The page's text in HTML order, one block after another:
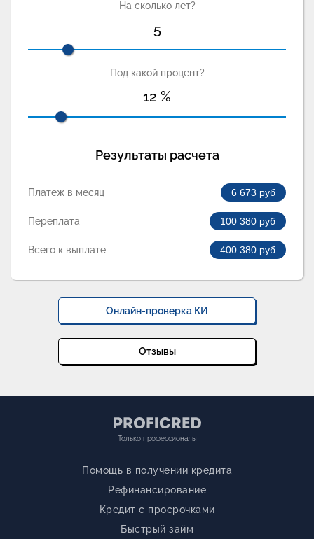
На сколько лет?
5
Под какой процент?
12 %
Результаты расчета
Платеж в месяц 6 673 руб
Переплата 100 380 руб
Всего к выплате 400 380 руб
Онлайн-проверка КИ
Отзывы
Только профессионалы
Помощь в получении кредита
Рефинансирование
Кредит с просрочками
Быстрый займ